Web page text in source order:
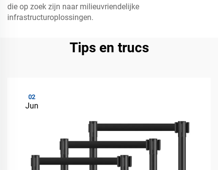
die op zoek zijn naar milieuvriendelijke
infrastructuroplossingen.
Tips en trucs
02
Jun